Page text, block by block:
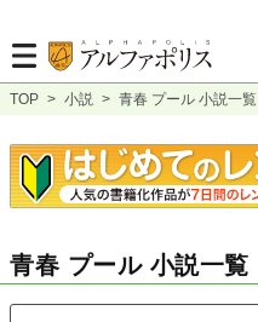
TOP > 小説 > 青春 プール 小説一覧
青春 プール 小説一覧